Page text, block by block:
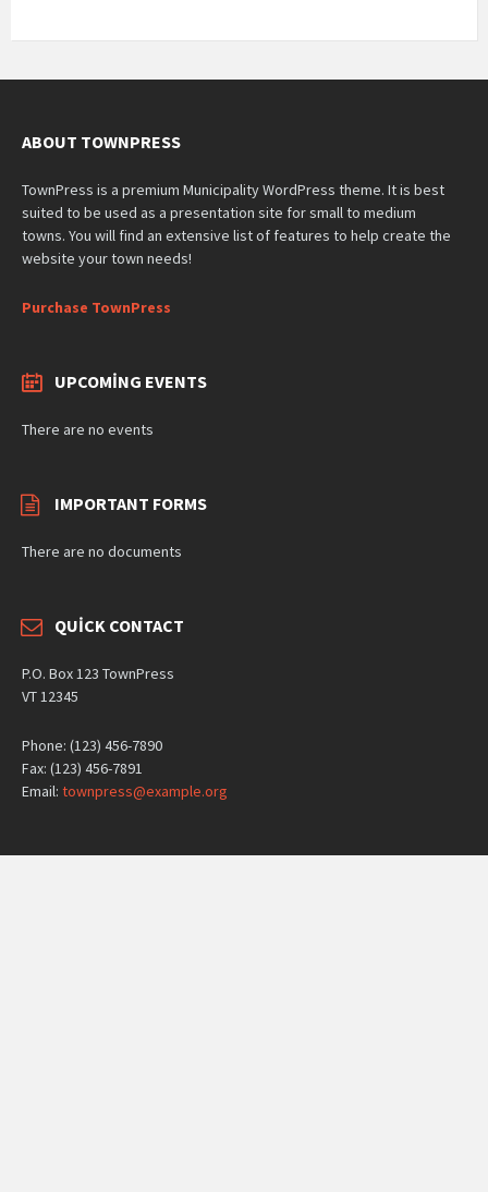
ABOUT TOWNPRESS
TownPress is a premium Municipality WordPress theme. It is best
suited to be used as a presentation site for small to medium
towns. You will find an extensive list of features to help create the
website your town needs!
Purchase TownPress
UPCOMING EVENTS
There are no events
IMPORTANT FORMS
There are no documents
QUICK CONTACT
P.O. Box 123 TownPress
VT 12345
Phone: (123) 456-7890
Fax: (123) 456-7891
Email: townpress@example.org